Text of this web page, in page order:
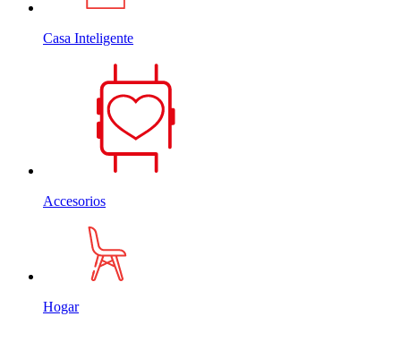
Casa Inteligente
Accesorios
Hogar